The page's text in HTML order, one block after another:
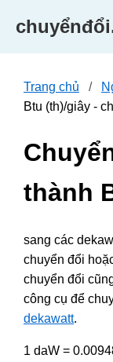
Trang chủ
Btu (th)/giây -
thành
sang các
chuyển đổi
chuyển đổi
công cụ để
dekawatt.
1 daW =